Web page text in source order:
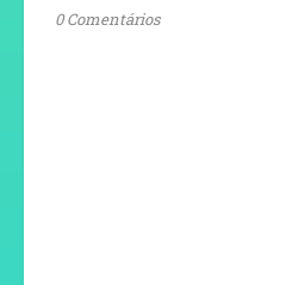
0 Comentários